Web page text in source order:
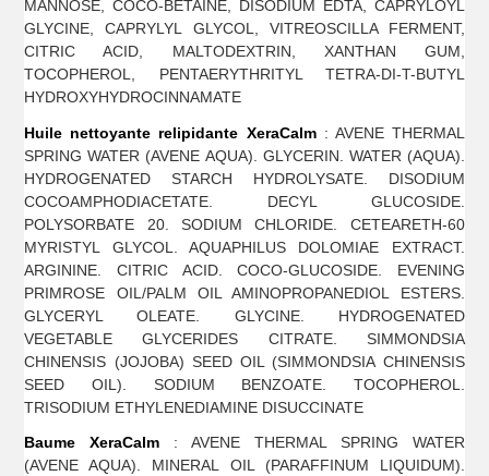
MANNOSE, COCO-BETAINE, DISODIUM EDTA, CAPRYLOYL
GLYCINE, CAPRYLYL GLYCOL, VITREOSCILLA FERMENT,
CITRIC ACID, MALTODEXTRIN, XANTHAN GUM,
TOCOPHEROL, PENTAERYTHRITYL TETRA-DI-T-BUTYL
HYDROXYHYDROCINNAMATE
Huile nettoyante relipidante XeraCalm: AVENE THERMAL
SPRING WATER (AVENE AQUA). GLYCERIN. WATER (AQUA).
HYDROGENATED STARCH HYDROLYSATE. DISODIUM
COCOAMPHODIACETATE. DECYL GLUCOSIDE.
POLYSORBATE 20. SODIUM CHLORIDE. CETEARETH-60
MYRISTYL GLYCOL. AQUAPHILUS DOLOMIAE EXTRACT.
ARGININE. CITRIC ACID. COCO-GLUCOSIDE. EVENING
PRIMROSE OIL/PALM OIL AMINOPROPANEDIOL ESTERS.
GLYCERYL OLEATE. GLYCINE. HYDROGENATED
VEGETABLE GLYCERIDES CITRATE. SIMMONDSIA
CHINENSIS (JOJOBA) SEED OIL (SIMMONDSIA CHINENSIS
SEED OIL). SODIUM BENZOATE. TOCOPHEROL.
TRISODIUM ETHYLENEDIAMINE DISUCCINATE
Baume XeraCalm : AVENE THERMAL SPRING WATER
(AVENE AQUA). MINERAL OIL (PARAFFINUM LIQUIDUM).